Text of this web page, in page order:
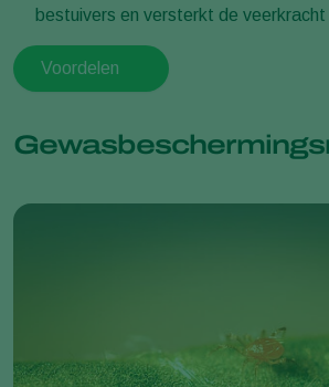
bestuivers en versterkt de
Voordelen